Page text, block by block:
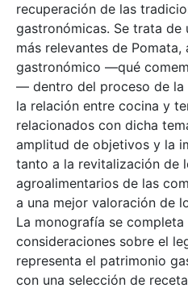
recuperación de las
gastronómicas. Se trata de
más relevantes de Pomata,
gastronómico —qué
— dentro del proceso de la
la relación entre cocina y
relacionados con dicha
amplitud de objetivos y la
tanto a la revitalización de
agroalimentarios de las
a una mejor valoración de
La monografía se completa
consideraciones sobre el
representa el patrimonio
con una selección de